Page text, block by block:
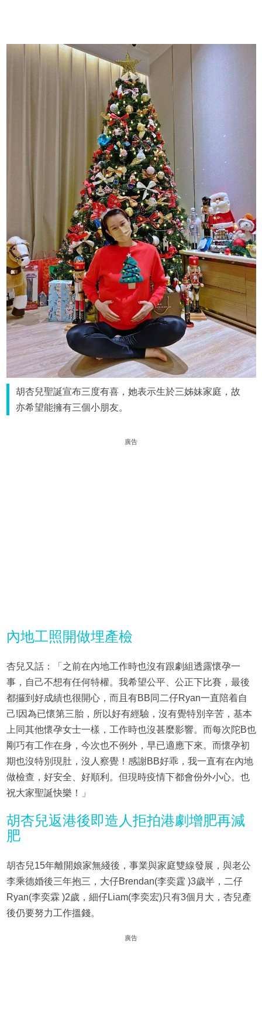
胡杏兒聖誕宣布三度有喜，她表示生於三姊妹家庭，故
亦希望能擁有三個小朋友。
廣告
內地工照開做埋產檢
杏兒又話：「之前在內地工作時也沒有跟劇組透露懷孕一
事，自己不想有任何特權。我希望公平、公正下比賽，最後
都攞到好成績也很開心，而且有BB同二仔Ryan一直陪着自
己!因為已懷第三胎，所以好有經驗，沒有覺特別辛苦，基本
上同其他懷孕女士一樣，工作時也沒甚麼影響。而每次陀B也
剛巧有工作在身，今次也不例外，早已適應下來。而懷孕初
期也沒特別現肚，沒人察覺！感謝BB好乖，我一直有在內地
做檢查，好安全、好順利。但現時疫情下都會份外小心。也
祝大家聖誕快樂！」
胡杏兒返港後即造人拒拍港劇增肥再減
肥
胡杏兒15年離開娘家無綫後，事業與家庭雙線發展，與老公
李乘德婚後三年抱三，大仔Brendan(李奕霆 )3歲半，二仔
Ryan(李奕霖 )2歲，細仔Liam(李奕宏)只有3個月大，杏兒產
後仍要努力工作搵錢。
廣告